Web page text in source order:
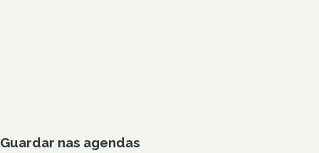
Guardar nas agendas